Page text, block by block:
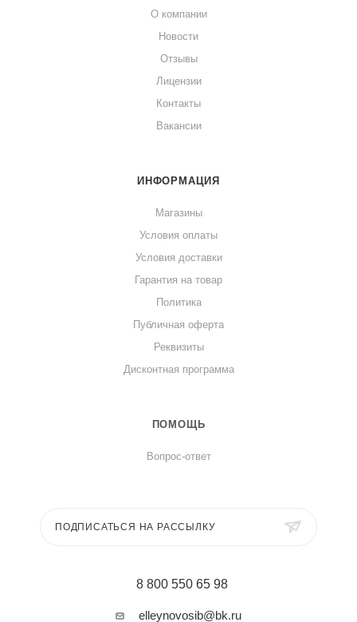
О компании
Новости
Отзывы
Лицензии
Контакты
Вакансии
ИНФОРМАЦИЯ
Магазины
Условия оплаты
Условия доставки
Гарантия на товар
Политика
Публичная оферта
Реквизиты
Дисконтная программа
ПОМОЩЬ
Вопрос-ответ
ПОДПИСАТЬСЯ НА РАССЫЛКУ
8 800 550 65 98
elleynovosib@bk.ru